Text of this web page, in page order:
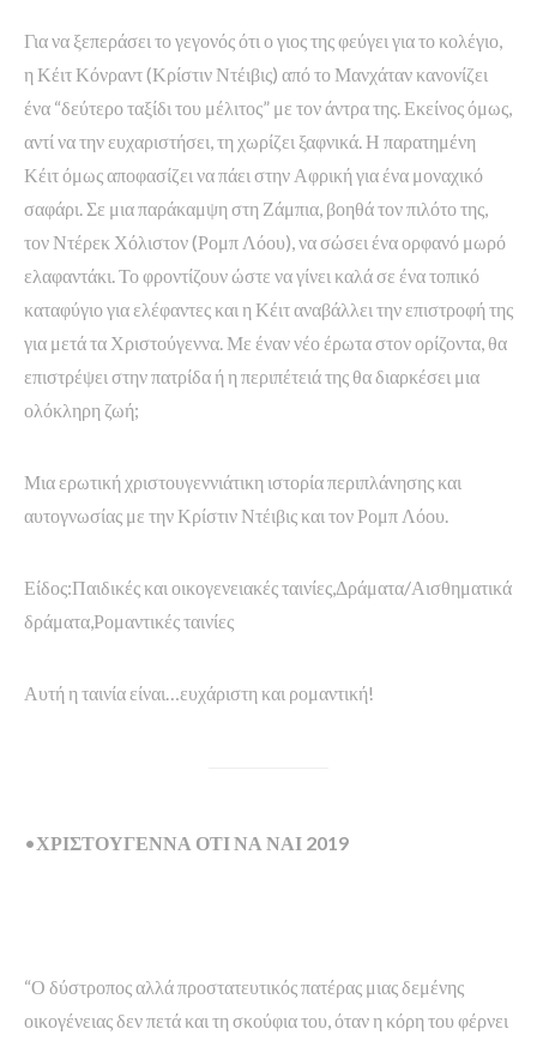
Για να ξεπεράσει το γεγονός ότι ο γιος της φεύγει για το κολέγιο,
η Κέιτ Κόνραντ (Κρίστιν Ντέιβις) από το Μανχάταν κανονίζει
ένα “δεύτερο ταξίδι του μέλιτος” με τον άντρα της. Εκείνος όμως,
αντί να την ευχαριστήσει, τη χωρίζει ξαφνικά. Η παρατημένη
Κέιτ όμως αποφασίζει να πάει στην Αφρική για ένα μοναχικό
σαφάρι. Σε μια παράκαμψη στη Ζάμπια, βοηθά τον πιλότο της,
τον Ντέρεκ Χόλιστον (Ρομπ Λόου), να σώσει ένα ορφανό μωρό
ελαφαντάκι. Το φροντίζουν ώστε να γίνει καλά σε ένα τοπικό
καταφύγιο για ελέφαντες και η Κέιτ αναβάλλει την επιστροφή της
για μετά τα Χριστούγεννα. Με έναν νέο έρωτα στον ορίζοντα, θα
επιστρέψει στην πατρίδα ή η περιπέτειά της θα διαρκέσει μια
ολόκληρη ζωή;
Μια ερωτική χριστουγεννιάτικη ιστορία περιπλάνησης και
αυτογνωσίας με την Κρίστιν Ντέιβις και τον Ρομπ Λόου.
Είδος:Παιδικές και οικογενειακές ταινίες,Δράματα/Αισθηματικά
δράματα,Ρομαντικές ταινίες
Αυτή η ταινία είναι…ευχάριστη και ρομαντική!
•ΧΡΙΣΤΟΥΓΕΝΝΑ ΟΤΙ ΝΑ ΝΑΙ 2019
“Ο δύστροπος αλλά προστατευτικός πατέρας μιας δεμένης
οικογένειας δεν πετά και τη σκούφια του, όταν η κόρη του φέρνει